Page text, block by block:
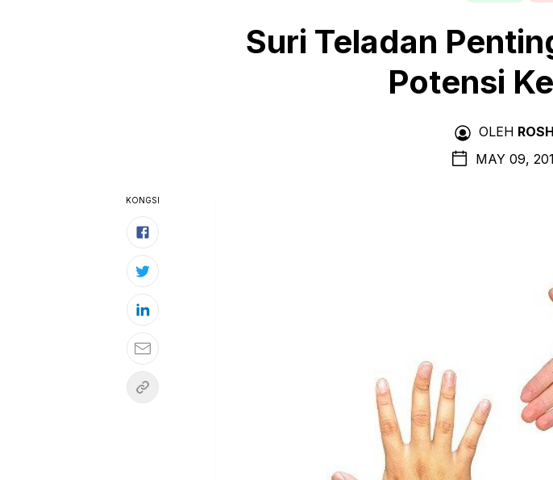
Suri Teladan
Potensi
OLEH
MAY 09,
KONGSI